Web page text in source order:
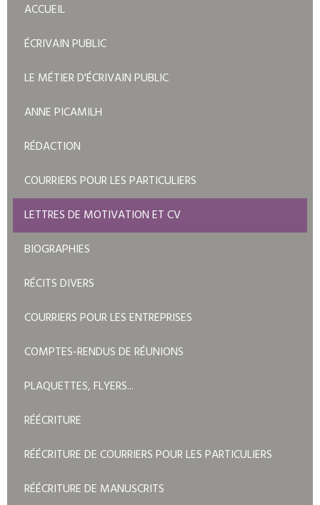
ACCUEIL
ÉCRIVAIN PUBLIC
LE MÉTIER D'ÉCRIVAIN PUBLIC
ANNE PICAMILH
RÉDACTION
COURRIERS POUR LES PARTICULIERS
LETTRES DE MOTIVATION ET CV
BIOGRAPHIES
RÉCITS DIVERS
COURRIERS POUR LES ENTREPRISES
COMPTES-RENDUS DE RÉUNIONS
PLAQUETTES, FLYERS...
RÉÉCRITURE
RÉÉCRITURE DE COURRIERS POUR LES PARTICULIERS
RÉÉCRITURE DE MANUSCRITS